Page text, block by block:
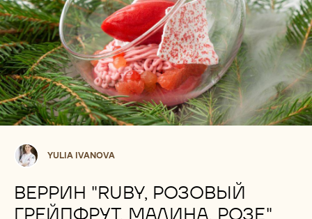
Yulia
Ivanova
YULIA IVANOVA
ВЕРРИН "RUBY, РОЗОВЫЙ
ГРЕЙПФРУТ, МАЛИНА, РОЗЕ"